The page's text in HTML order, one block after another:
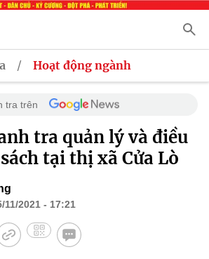
/ Hoạt động ngành
tra trên
tra quản lý và điều
tại thị xã Cửa Lò
11/2021 - 17:21